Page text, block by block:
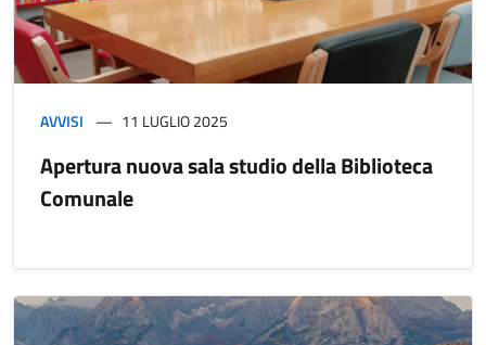
AVVISI 11 LUGLIO 2025
Apertura nuova sala studio della Biblioteca
Comunale